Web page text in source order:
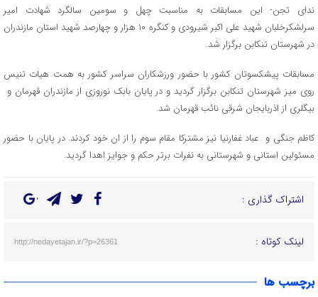
ندای تجن- این مسابقات به مناسبت چهل و سومین سالگرد شهادت امیر
سرلشکرخلبان شهید علی اکبر شیرودی و کنگره‌ ۱۰ هزار و چهارصد شهید استان مازندران
در شهرستان تنکابن برگزار شد.
مسابقات پیشکسوتان کشور با حضور ورزشکاران سراسر کشور به همت هیات تنیس
روی میز شهرستان تنکابن برگزار گردید و در پایان بابک نوروزی از مازندران قهرمان و
بیگلری از اذربایجان شرقی نائب قهرمان شد.
کاظم جنگی و عباد غفارنیا نیز مشترکا مقام سوم را از ان خود کردند. در پایان با حضور
مسئولین استانی و شهرستانی به نفرات برتر حکم و جوایز اهدا گردید.
اشتراک گذاری :
لینک کوتاه : http://nedayetajan.ir/?p=26361
برچسب ها